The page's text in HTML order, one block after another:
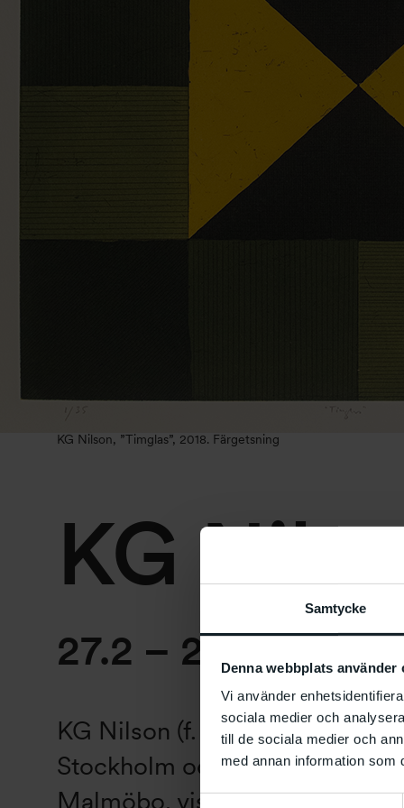
Samtycke
Denna webbplats använder
Vi använder
sociala medier och
till de sociala medier och
med annan information som
Samtyckesval
KG Nilson, ”Timglas”, 2018. Färgetsning
KG
27.2 – 29.3 2020
KG Nilson (f. 1941), under
Stockholm och på Österlen,
Malmöbo, visar ny grafik och